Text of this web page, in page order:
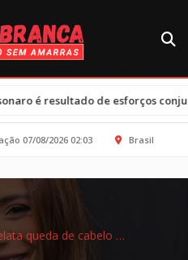
esforços conjuntos e clima tenso
07/08/2026 02:03 Brasil
Lexa relata queda de cabelo após uso de caneta emagrecedora Mounjaro